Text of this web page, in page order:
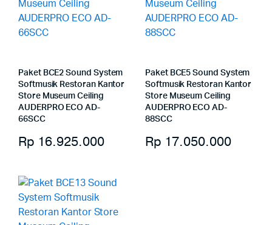
Paket BCE2 Sound System
Softmusik Restoran Kantor
Store Museum Ceiling
AUDERPRO ECO AD-
66SCC
Rp 16.925.000
Paket BCE5 Sound System
Softmusik Restoran Kantor
Store Museum Ceiling
AUDERPRO ECO AD-
88SCC
Rp 17.050.000